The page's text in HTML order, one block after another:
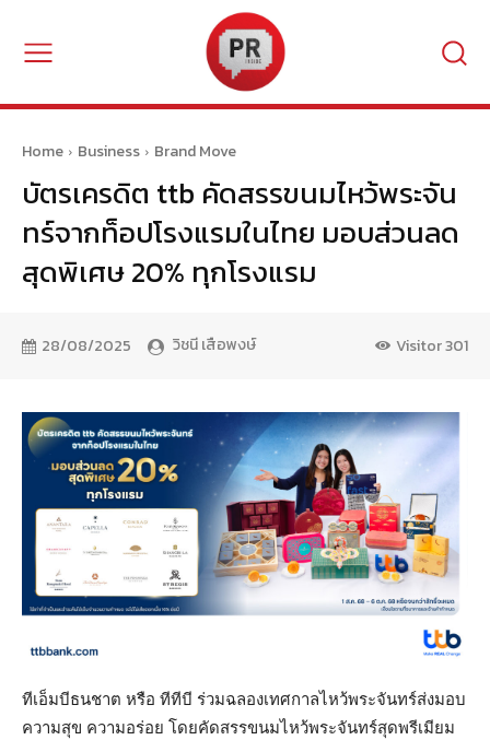
Home Business Brand Move
บัตรเครดิต ttb คัดสรรขนมไหว้พระจัน
ทร์จากท็อปโรงแรมในไทย มอบส่วนลด
สุดพิเศษ 20% ทุกโรงแรม
28/08/2025 วิชนี เสือพงษ์ Visitor301
ทีเอ็มบีธนชาต หรือ ทีทีบี ร่วมฉลองเทศกาลไหว้พระจันทร์ส่งมอบ
ความสุข ความอร่อย โดยคัดสรรขนมไหว้พระจันทร์สุดพรีเมียม